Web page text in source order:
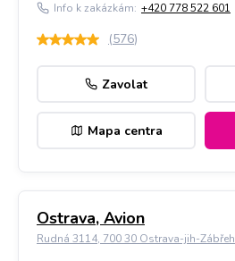
Info k zakázkám: +420 778 522 601
(576)
Zavolat
Mapa centra
Ostrava, Avion
Rudná 3114, 700 30 Ostrava-jih-Zábřeh